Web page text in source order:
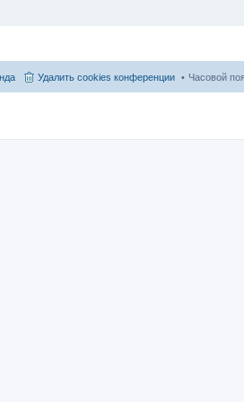
Часовой
Удалить cookies конференции